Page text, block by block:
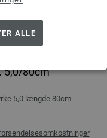
ALLE
5,0/80cm
5,0 længde 80cm